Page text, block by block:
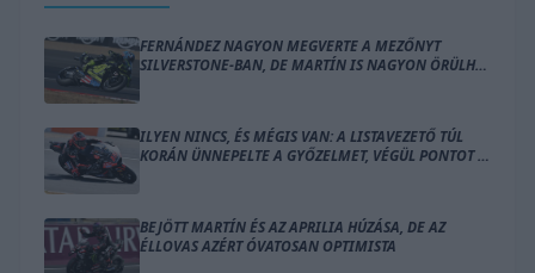
FERNÁNDEZ NAGYON MEGVERTE A MEZŐNYT
SILVERSTONE-BAN, DE MARTÍN IS NAGYON ÖRÜLHET
ILYEN NINCS, ÉS MÉGIS VAN: A LISTAVEZETŐ TÚL
KORÁN ÜNNEPELTE A GYŐZELMET, VÉGÜL PONTOT IS
BEJÖTT MARTÍN ÉS AZ APRILIA HÚZÁSA, DE AZ
ÉLLOVAS AZÉRT ÓVATOSAN OPTIMISTA